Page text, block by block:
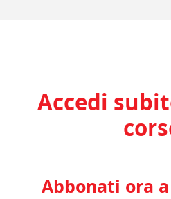
Accedi
Abbonati ora